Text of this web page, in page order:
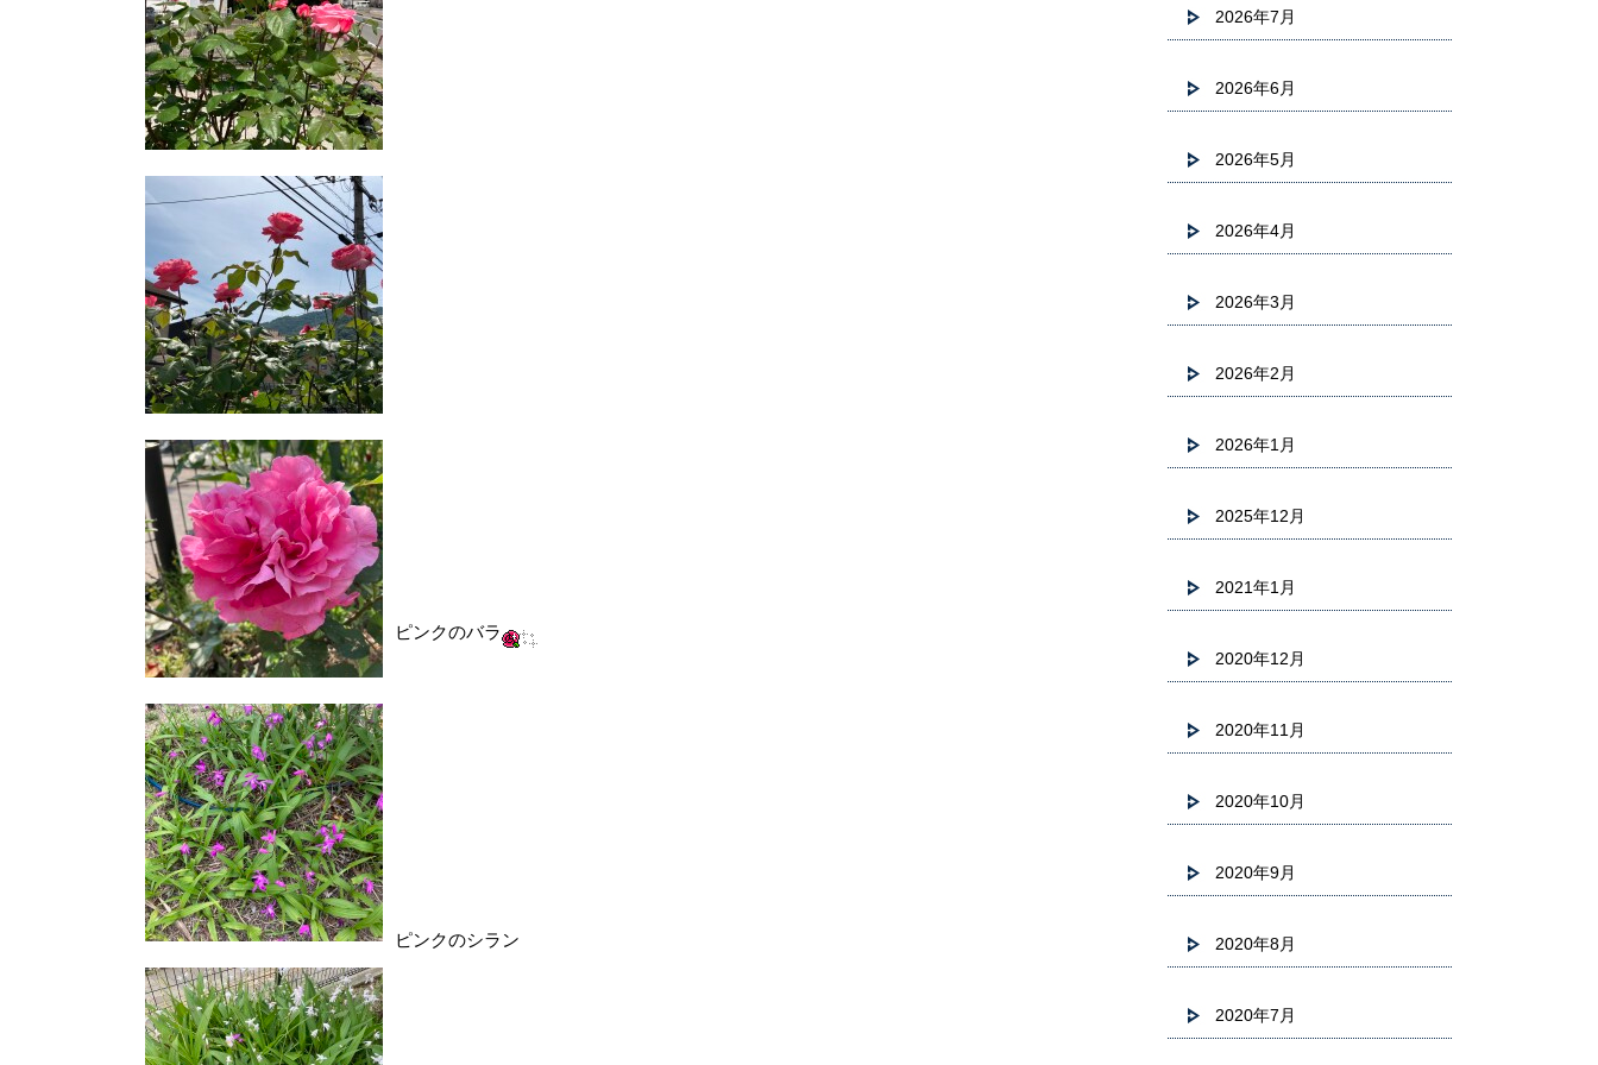
ピンクのバラ
ピンクのシラン
2026年7月
2026年6月
2026年5月
2026年4月
2026年3月
2026年2月
2026年1月
2025年12月
2021年1月
2020年12月
2020年11月
2020年10月
2020年9月
2020年8月
2020年7月